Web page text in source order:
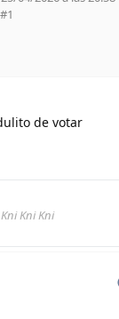
1
de votar
Kni Kni